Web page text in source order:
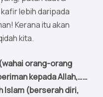
lebih daripada
Kerana itu akan
kita.
orang-orang
kepada Allah,……
Islam (berserah diri,